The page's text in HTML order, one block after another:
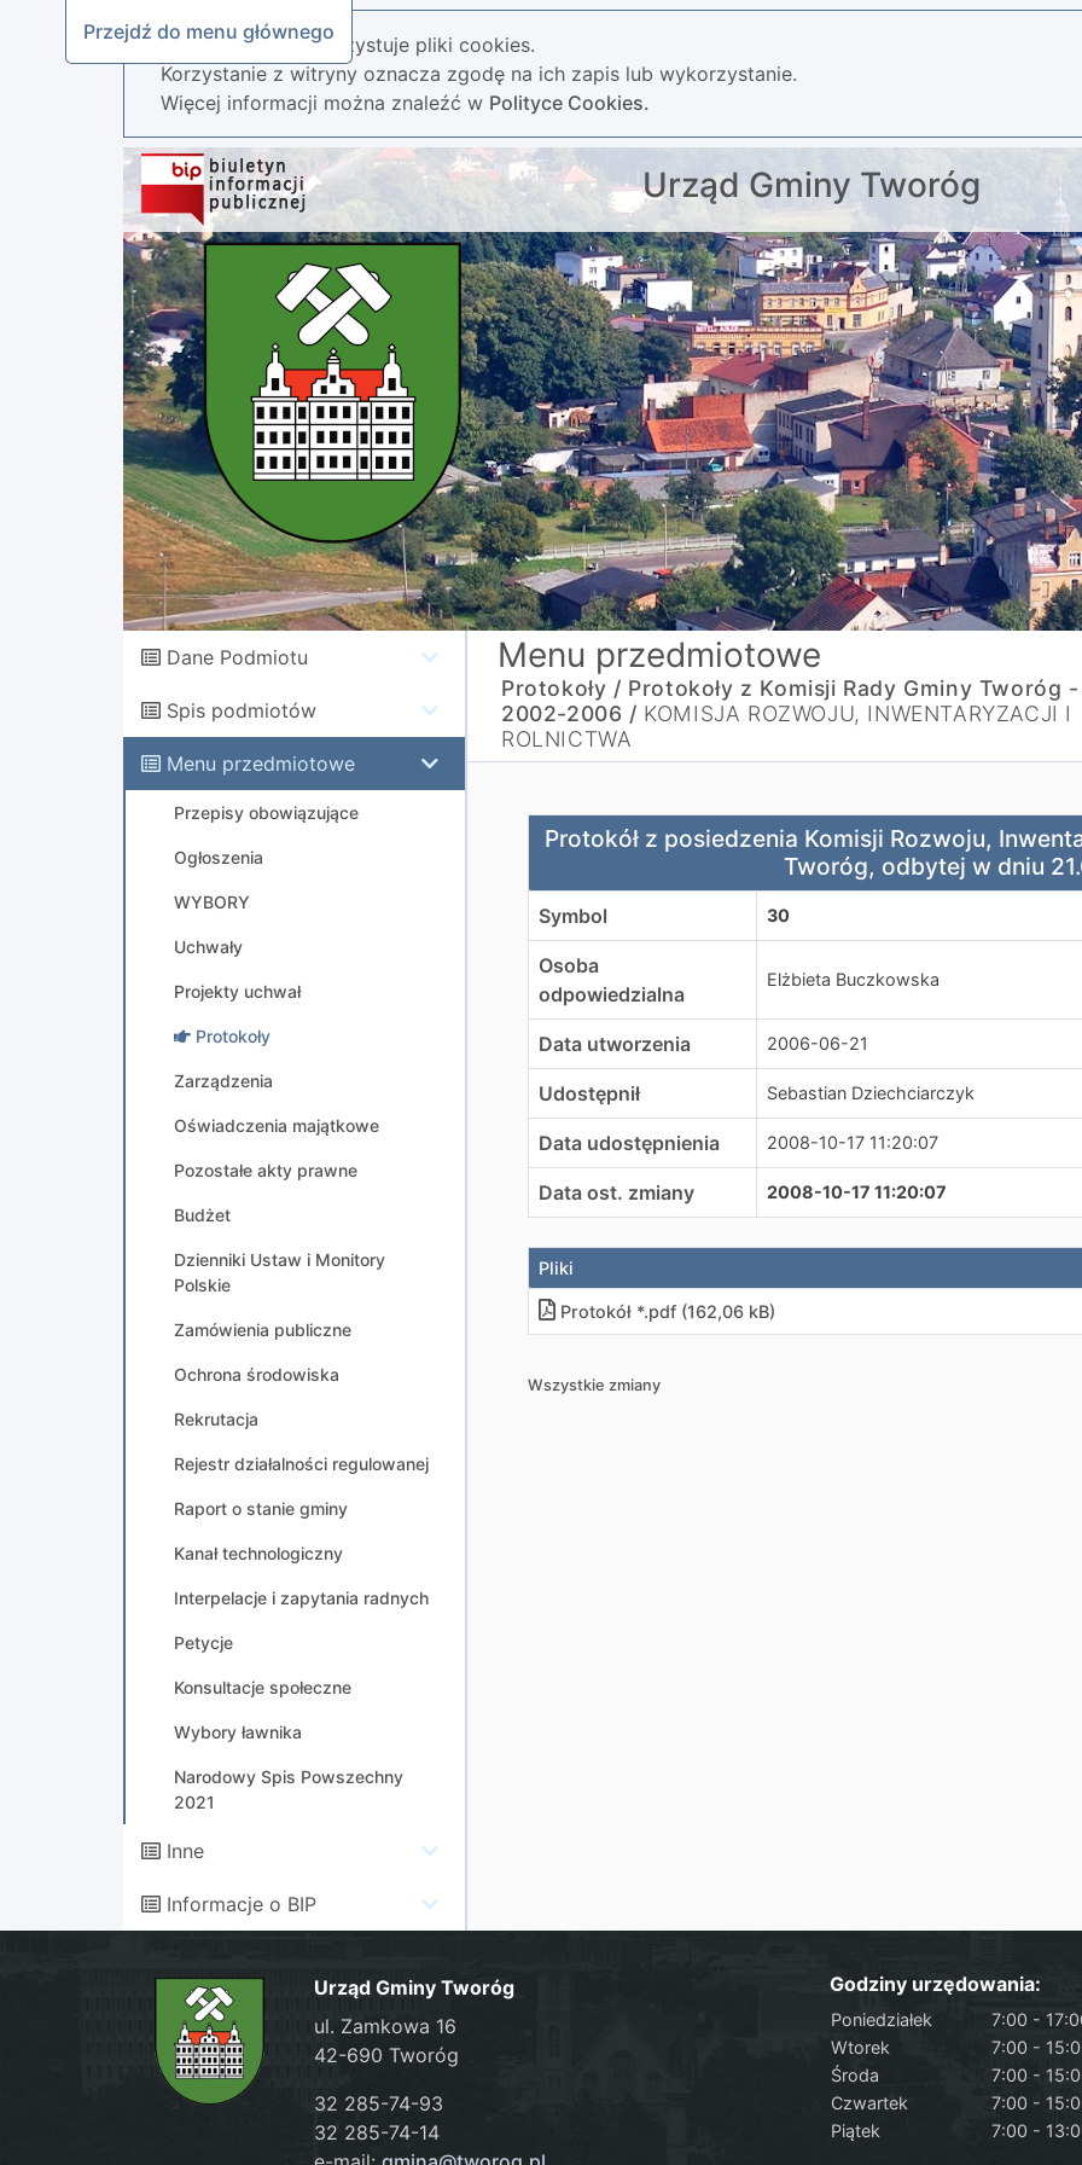
Przejdź do menu głównego
Nasza strona wykorzystuje pliki cookies.
Korzystanie z witryny oznacza zgodę na ich zapis lub wykorzystanie.
Więcej informacji można znaleźć w Polityce Cookies.
Urząd Gminy Tworóg
Dane Podmiotu
Spis podmiotów
Menu przedmiotowe
Przepisy obowiązujące
Ogłoszenia
WYBORY
Uchwały
Projekty uchwał
Protokoły
Zarządzenia
Oświadczenia majątkowe
Pozostałe akty prawne
Budżet
Dzienniki Ustaw i Monitory
Polskie
Zamówienia publiczne
Ochrona środowiska
Rekrutacja
Rejestr działalności regulowanej
Raport o stanie gminy
Kanał technologiczny
Interpelacje i zapytania radnych
Petycje
Konsultacje społeczne
Wybory ławnika
Narodowy Spis Powszechny
2021
Inne
Informacje o BIP
Menu przedmiotowe
Protokoły / Protokoły z Komisji Rady Gminy Tworóg -
2002-2006 / KOMISJA ROZWOJU, INWENTARYZACJI I
ROLNICTWA
Protokół z posiedzenia Komisji Rozwoju, Inwentaryzacji i
Protokół z posiedzenia Komisji Rozwoju,
Tworóg, odbytej w dniu
Symbol 30
Osoba
odpowiedzialna
Elżbieta Buczkowska
Data utworzenia 2006-06-21
Udostępnił Sebastian Dziechciarczyk
Data udostępnienia 2008-10-17 11:20:07
Data ost. zmiany 2008-10-17 11:20:07
Pliki
Protokół *.pdf (162,06 kB)
Wszystkie zmiany
Urząd Gminy Tworóg
ul. Zamkowa 16
42-690 Tworóg
32 285-74-93
32 285-74-14
Godziny urzędowania:
Poniedziałek
7:00 -
Wtorek
7:00 -
Środa
7:00 -
Czwartek
7:00 -
Piątek
7:00 -